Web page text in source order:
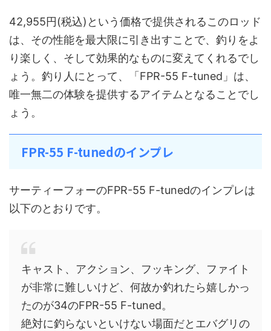
42,955円(税込)という価格で提供されるこのロッド
は、その性能を最大限に引き出すことで、釣りをよ
り楽しく、そして効果的なものに変えてくれるでし
ょう。釣り人にとって、「FPR-55 F-tuned」は、
唯一無二の体験を提供するアイテムとなることでし
ょう。
FPR-55 F-tunedのインプレ
サーティーフォーのFPR-55 F-tunedのインプレは
以下のとおりです。
キャスト、アクション、フッキング、ファイト
が非常に難しいけど、何故か釣れたら嬉しかっ
たのが34のFPR-55 F-tuned。
絶対に釣らないといけない場面だとエバグリの